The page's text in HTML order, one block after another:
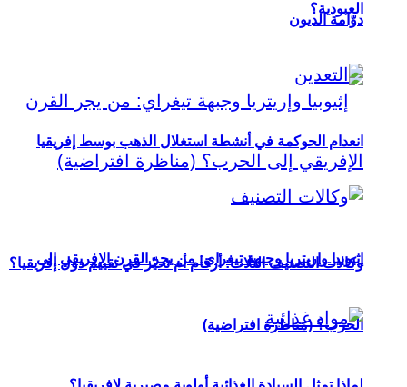
العبودية؟
إثيوبيا وإريتريا وجبهة تيغراي: من يجر القرن الإفريقي إلى
الحرب؟ (مناظرة افتراضية)
دوّامة الديون
انعدام الحوكمة في أنشطة استغلال الذهب بوسط إفريقيا
وكالات التصنيف الثلاث: أرقام أم تحيّز في تقييم دول إفريقيا؟